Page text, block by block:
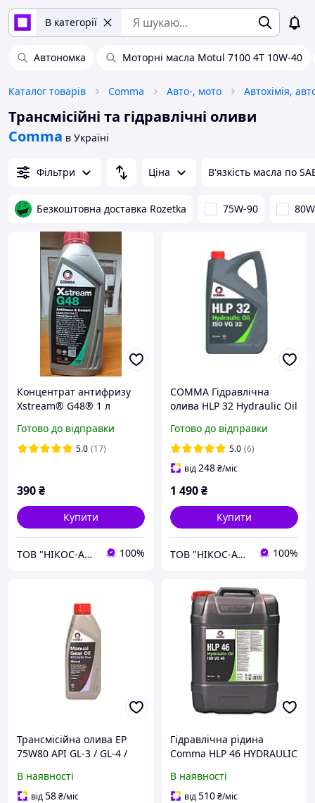
В категорії
Автономка Моторні масла Motul 7100 4T 10W-40
Каталог товарів Comma Авто-, мото
Трансмісійні та гідравлічні оливи
Comma в Україні
Фільтри Ціна В'язкість масла по
Безкоштовна доставка Rozetka 75W-90
Концентрат антифризу
Xstream® G48® 1 л
Готово до відправки
5.0 (17)
390₴
Купити
ТОВ "НІКОС-АВТО" 100%
COMMA Гідравлічна
олива HLP 32 Hydraulic Oil
Готово до відправки
5.0 (6)
від248₴/міс
1 490₴
Купити
ТОВ "НІКОС-АВТО" 100%
Трансмісійна олива EP
75W80 API GL-3 / GL-4 /
В наявності
від58₴/міс
Гідравлічна рідина
Comma HLP 46 HYDRAULIC
В наявності
від510₴/міс